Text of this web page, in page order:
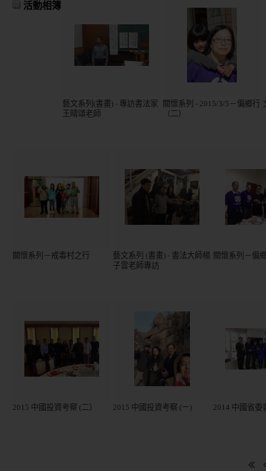
兩岸商業投資考察團於大陸多地受到盛大歡迎並且已有多個項目落
活動相簿
藝文系列(書畫) - 專訪書法家
王晴頌老師
關懷系列 - 2015/3/5－偏鄉行
（二）
關懷系列－戒毒村之行
藝文系列 (書畫) - 書法大師楊
子雲老師專訪
關懷系列－偏
2015 中國投資考察 (二） 2015 中國投資考察 (ㄧ) 2014 中國省委